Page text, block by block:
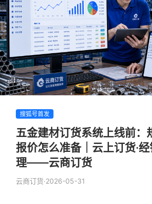
搜狐号首发
五金建材订货系统上线前：
报价怎么准备｜云上订货·
理——云商订货
云商订货·2026-05-31